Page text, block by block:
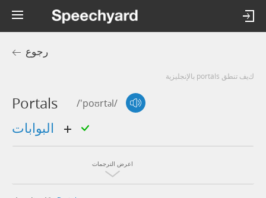
رجوع
كيف تنطق portals بالإنجليزية
Portals /'poʊrtəl/
اعرض الترجمات